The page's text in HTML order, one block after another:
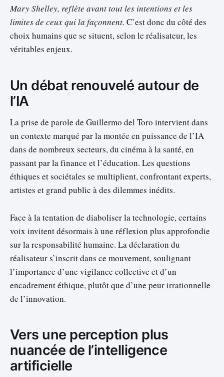
Mary Shelley, reflète avant tout les intentions et les
limites de ceux qui la façonnent. C’est donc du côté des
choix humains que se situent, selon le réalisateur, les
véritables enjeux.
Un débat renouvelé autour de
l’IA
La prise de parole de Guillermo del Toro intervient dans
un contexte marqué par la montée en puissance de l’IA
dans de nombreux secteurs, du cinéma à la santé, en
passant par la finance et l’éducation. Les questions
éthiques et sociétales se multiplient, confrontant experts,
artistes et grand public à des dilemmes inédits.
Face à la tentation de diaboliser la technologie, certains
voix invitent désormais à une réflexion plus approfondie
sur la responsabilité humaine. La déclaration du
réalisateur s’inscrit dans ce mouvement, soulignant
l’importance d’une vigilance collective et d’un
encadrement éthique, plutôt que d’une peur irrationnelle
de l’innovation.
Vers une perception plus
nuancée de l’intelligence
artificielle